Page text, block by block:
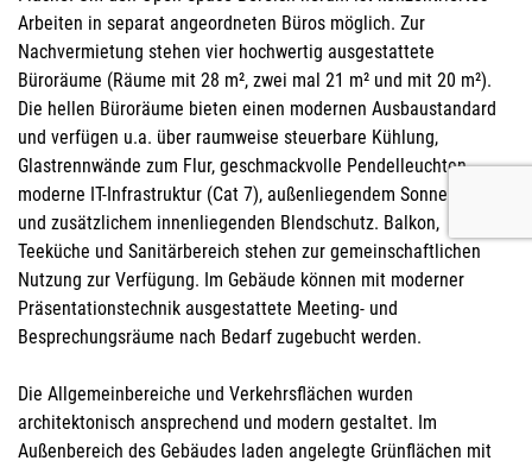
Arbeiten in separat angeordneten Büros möglich. Zur
Nachvermietung stehen vier hochwertig ausgestattete
Büroräume (Räume mit 28 m², zwei mal 21 m² und mit 20 m²).
Die hellen Büroräume bieten einen modernen Ausbaustandard
und verfügen u.a. über raumweise steuerbare Kühlung,
Glastrennwände zum Flur, geschmackvolle Pendelleuchten,
moderne IT-Infrastruktur (Cat 7), außenliegendem Sonnenschutz
und zusätzlichem innenliegenden Blendschutz. Balkon,
Teeküche und Sanitärbereich stehen zur gemeinschaftlichen
Nutzung zur Verfügung. Im Gebäude können mit moderner
Präsentationstechnik ausgestattete Meeting- und
Besprechungsräume nach Bedarf zugebucht werden.
Die Allgemeinbereiche und Verkehrsflächen wurden
architektonisch ansprechend und modern gestaltet. Im
Außenbereich des Gebäudes laden angelegte Grünflächen mit